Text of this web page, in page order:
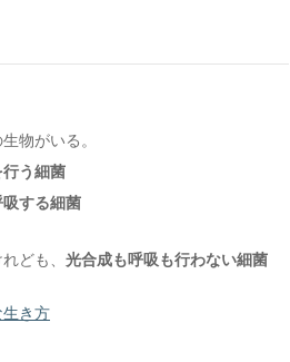
物がいる。
う細菌
する細菌
ども、 光合成も呼吸も行わない細菌
き方